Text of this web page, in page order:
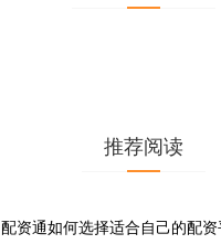
推荐阅读
配资通如何选择适合自己的配资